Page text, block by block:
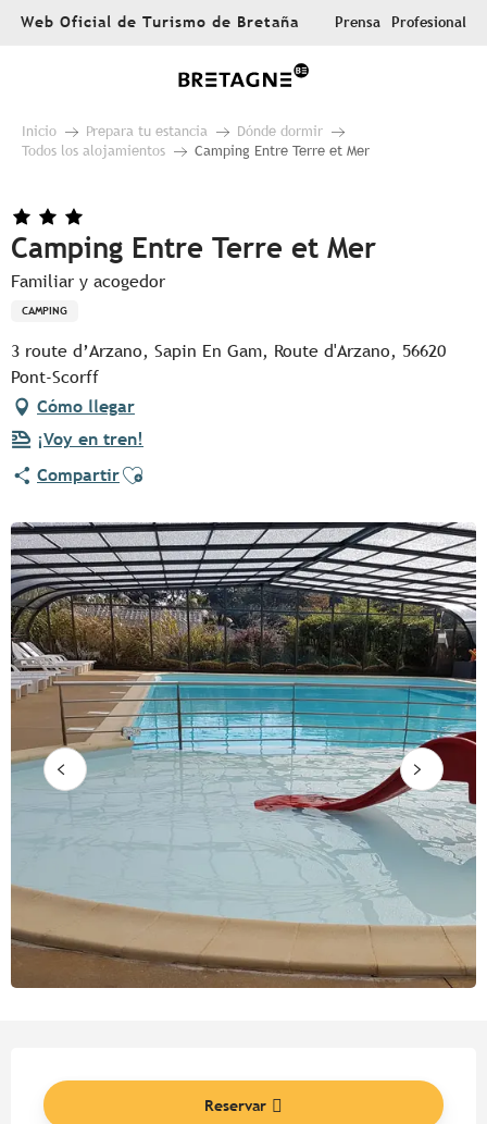
AllerWeb Oficial de Turismo de Bretaña Prensa Profesional
Inicio Prepara tu estancia
Dónde dormir
Todos los alojamientos
Camping Entre Terre et Mer
Camping Entre Terre et Mer
Familiar y acogedor
CAMPING
3 route d’Arzano, Sapin En Gam, Route d'Arzano, 56620
Pont-Scorff
Cómo llegar
¡Voy en tren!
CompartirAjouter aux favoris
Reservar